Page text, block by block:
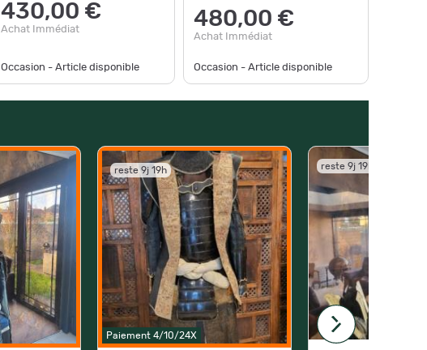
430,00 €
Achat Immédiat
Occasion - Article disponible
480,00 €
Achat Immédiat
Occasion - Article disponible
reste 9j 19h
Paiement 4/10/24X
reste 9j 19h